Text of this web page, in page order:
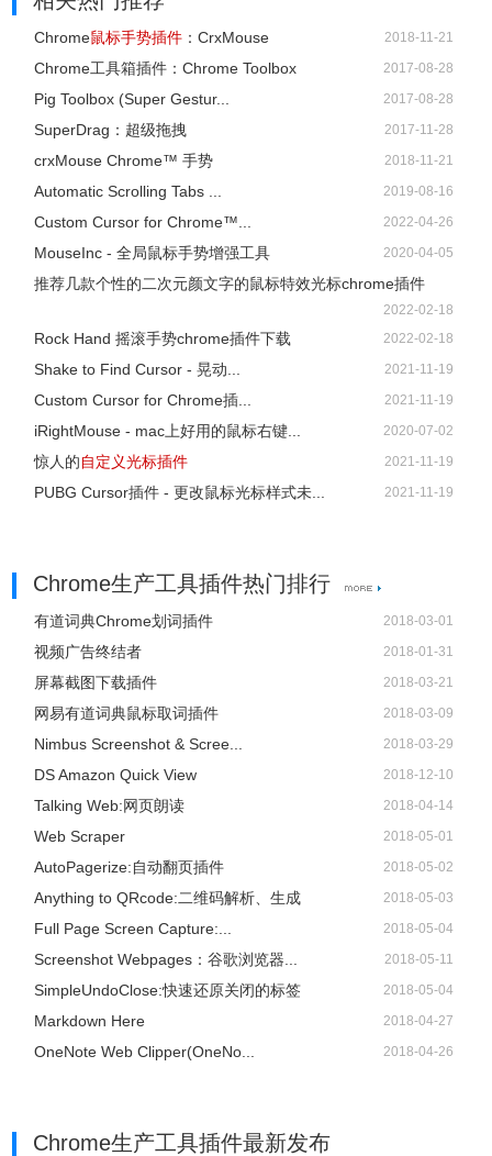
Chrome鼠标手势插件 ：CrxMouse 2018-11-21
Chrome工具箱插件：Chrome Toolbox 2017-08-28
Pig Toolbox (Super Gestur... 2017-08-28
SuperDrag：超级拖拽 2017-11-28
crxMouse Chrome™ 手势 2018-11-21
Automatic Scrolling Tabs ... 2019-08-16
Custom Cursor for Chrome™... 2022-04-26
MouseInc - 全局鼠标手势增强工具 2020-04-05
推荐几款个性的二次元颜文字的鼠标特效光标chrome插件
2022-02-18
Rock Hand 摇滚手势chrome插件下载 2022-02-18
Shake to Find Cursor - 晃动... 2021-11-19
Custom Cursor for Chrome插... 2021-11-19
iRightMouse - mac上好用的鼠标右键... 2020-07-02
惊人的自定义光标插件 2021-11-19
PUBG Cursor插件 - 更改鼠标光标样式未... 2021-11-19
Chrome生产工具插件热门排行
有道词典Chrome划词插件 2018-03-01
视频广告终结者 2018-01-31
屏幕截图下载插件 2018-03-21
网易有道词典鼠标取词插件 2018-03-09
Nimbus Screenshot & Scree... 2018-03-29
DS Amazon Quick View 2018-12-10
Talking Web:网页朗读 2018-04-14
Web Scraper 2018-05-01
AutoPagerize:自动翻页插件 2018-05-02
Anything to QRcode:二维码解析、生成 2018-05-03
Full Page Screen Capture:... 2018-05-04
Screenshot Webpages：谷歌浏览器... 2018-05-11
SimpleUndoClose:快速还原关闭的标签 2018-05-04
Markdown Here 2018-04-27
OneNote Web Clipper(OneNo... 2018-04-26
Chrome生产工具插件最新发布